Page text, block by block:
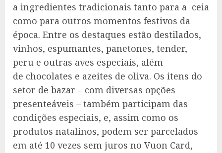
a ingredientes tradicionais tanto para a ceia
como para outros momentos festivos da
época. Entre os destaques estão destilados,
vinhos, espumantes, panetones, tender,
peru e outras aves especiais, além
de chocolates e azeites de oliva. Os itens do
setor de bazar – com diversas opções
presenteáveis – também participam das
condições especiais, e, assim como os
produtos natalinos, podem ser parcelados
em até 10 vezes sem juros no Vuon Card,